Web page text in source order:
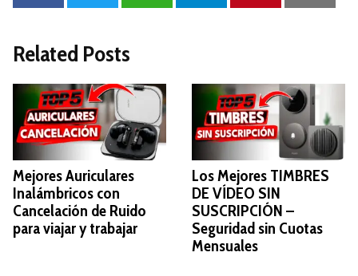
Related Posts
Mejores Auriculares
Inalámbricos con
Cancelación de Ruido
para viajar y trabajar
Los Mejores TIMBRES
DE VÍDEO SIN
SUSCRIPCIÓN –
Seguridad sin Cuotas
Mensuales